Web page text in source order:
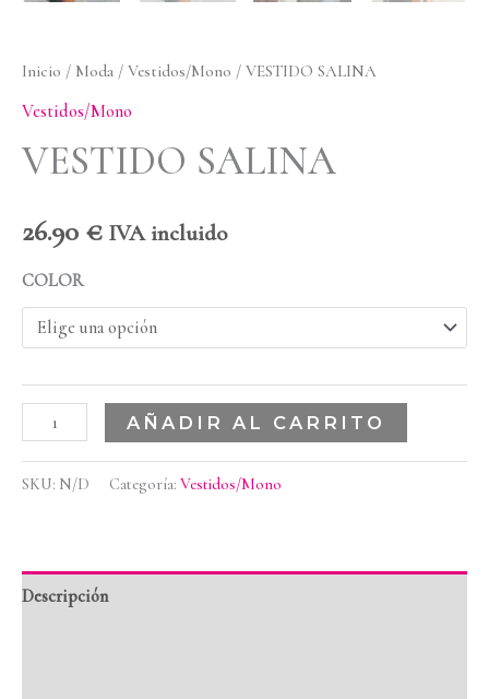
Inicio / Moda / Vestidos/Mono / VESTIDO SALINA
Vestidos/Mono
VESTIDO SALINA
26.90 € IVA incluido
COLOR
AÑADIR AL CARRITO
SKU: N/D Categoría: Vestidos/Mono
Descripción